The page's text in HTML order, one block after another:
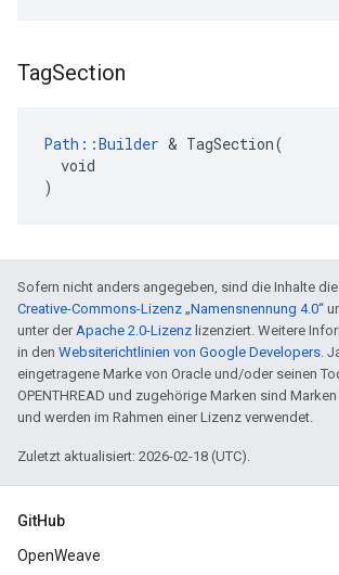
TagSection
Path::Builder & TagSection(
  void
)
Sofern nicht anders angegeben, sind die Inhalte
Creative-Commons-Lizenz „Namensnennung 4.0“
unter derApache 2.0-Lizenz lizenziert. Weitere
in den Websiterichtlinien von Google Developers.
eingetragene Marke von Oracle und/oder seinen
OPENTHREAD und zugehörige Marken sind
und werden im Rahmen einer Lizenz verwendet.
Zuletzt aktualisiert: 2026-02-18 (UTC).
GitHub
OpenWeave